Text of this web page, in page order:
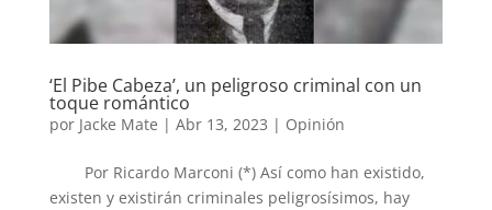
‘El Pibe Cabeza’, un peligroso criminal con un
toque romántico
por Jacke Mate | Abr 13, 2023 | Opinión
Por Ricardo Marconi (*) Así como han existido,
existen y existirán criminales peligrosísimos, hay